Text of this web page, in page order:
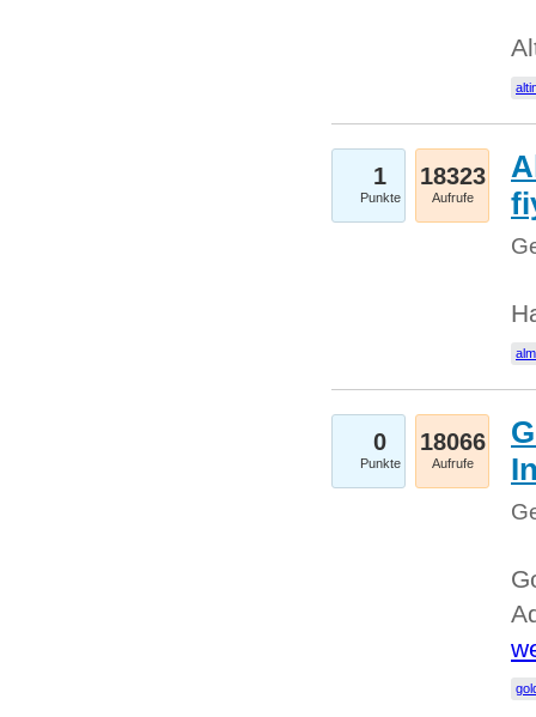
1
Punkte
18323
Aufrufe
0
Punkte
18066
Aufrufe